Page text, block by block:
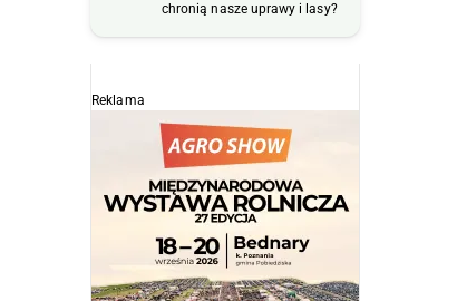
chronią nasze uprawy i lasy?
Reklama